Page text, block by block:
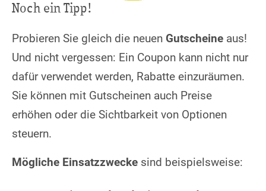
Noch ein Tipp!
Probieren Sie gleich die neuen Gutscheine aus!
Und nicht vergessen: Ein Coupon kann nicht nur
dafür verwendet werden, Rabatte einzuräumen.
Sie können mit Gutscheinen auch Preise
erhöhen oder die Sichtbarkeit von Optionen
steuern.
Mögliche Einsatzzwecke sind beispielsweise: